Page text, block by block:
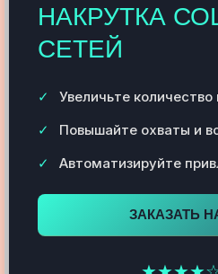
НАКРУТКА
СЕТЕЙ
Увеличьте
Повышайте охваты и
Автоматизируйте
ЗАКАЗАТЬ